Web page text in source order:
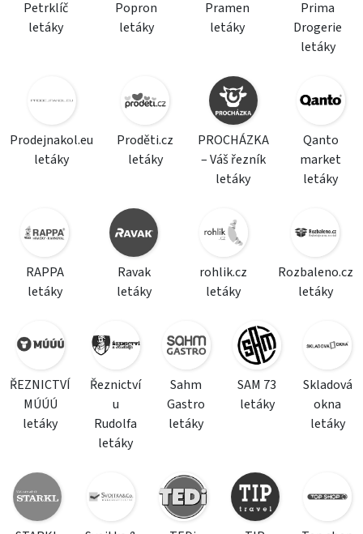
Petrklíč
letáky
Popron
letáky
Pramen
letáky
Prima
Drogerie
letáky
Prodejnakol.eu
letáky
Proděti.cz
letáky
PROCHÁZKA
– Váš řezník
letáky
Qanto
market
letáky
RAPPA
letáky
Ravak
letáky
rohlik.cz
letáky
Rozbaleno.cz
letáky
ŘEZNICTVÍ
MÚÚÚ
letáky
Řeznictví
u
Rudolfa
letáky
Sahm
Gastro
letáky
SAM 73
letáky
Skladová
okna
letáky